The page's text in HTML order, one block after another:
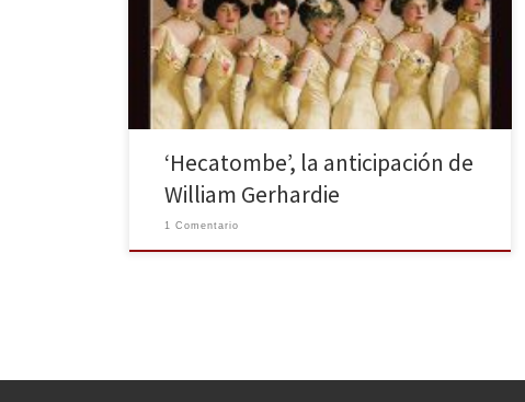
(1925). Gerhardie, nacido en la Rusia zarista, tuvo gran
éxito con su producción literaria en la época de
Entreguerras. Sin embargo, tras la Segunda Guerra
Mundial, […]
‘Hecatombe’, la anticipación de
William Gerhardie
1 Comentario